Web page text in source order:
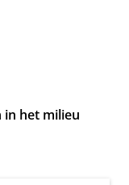
in het milieu